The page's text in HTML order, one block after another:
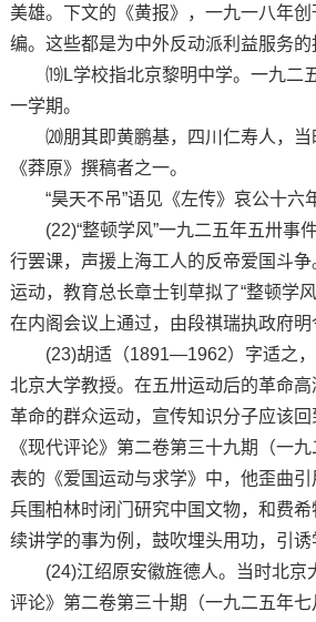
美雄。下文的《黄报》，一九一八年
编。这些都是为中外反动派利益服务的
⒆L学校指北京黎明中学。一九二五
一学期。
⒇朋其即黄鹏基，四川仁寿人，当
《莽原》撰稿者之一。
“昊天不吊”语见《左传》哀公十六年
(22)“整顿学风”一九二五年五卅事
行罢课，声援上海工人的反帝爱国斗
运动，教育总长章士钊草拟了“整顿学
在内阁会议上通过，由段祺瑞执政府明
(23)胡适（1891—1962）字适之，
北京大学教授。在五卅运动后的革命
革命的群众运动，宣传知识分子应该
《现代评论》第二卷第三十九期（一
表的《爱国运动与求学》中，他歪曲
兵围柏林时闭门研究中国文物，和费
续讲学的事为例，鼓吹埋头用功，引诱
(24)江绍原安徽旌德人。当时北京
评论》第二卷第三十期（一九二五年